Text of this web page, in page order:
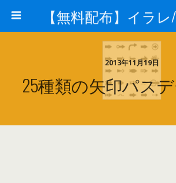
2013年11月19日
25種類の矢印パス